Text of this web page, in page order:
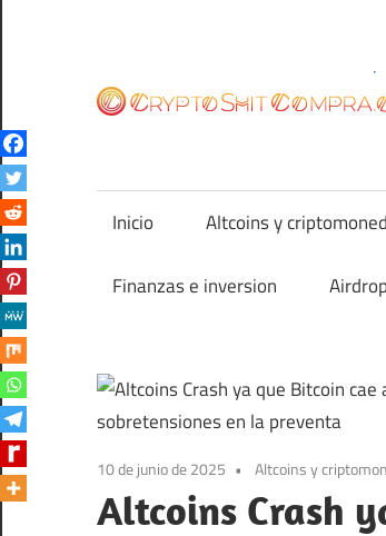
Inicio Altcoins y
Finanzas e inversion
10 de junio de 2025 Altcoins y
Altcoins Crash